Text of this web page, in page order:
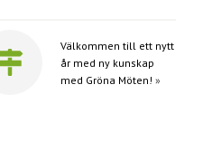
Välkommen till ett nytt
år med ny kunskap
med Gröna Möten! »